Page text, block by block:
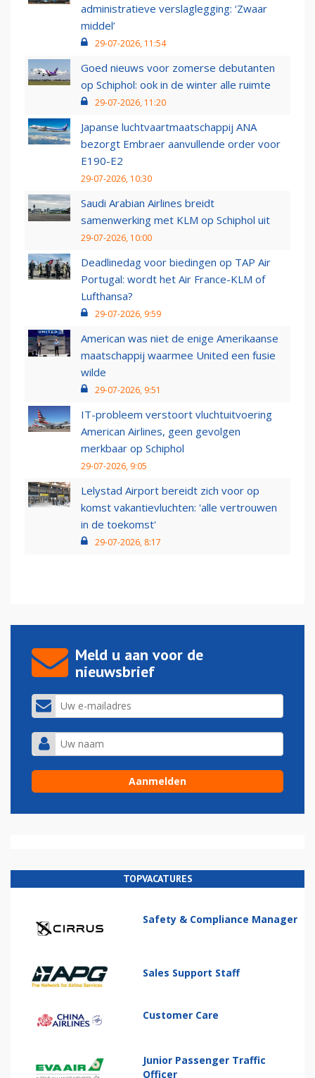
administratieve verslaglegging: ‘Zwaar
middel’
29-07-2026, 11:54
Goed nieuws voor zomerse debutanten
op Schiphol: ook in de winter alle ruimte
29-07-2026, 11:20
Japanse luchtvaartmaatschappij ANA
bezorgt Embraer aanvullende order voor
E190-E2
29-07-2026, 10:30
Saudi Arabian Airlines breidt
samenwerking met KLM op Schiphol uit
29-07-2026, 10:00
Deadlinedag voor biedingen op TAP Air
Portugal: wordt het Air France-KLM of
Lufthansa?
29-07-2026, 9:59
American was niet de enige Amerikaanse
maatschappij waarmee United een fusie
wilde
29-07-2026, 9:51
IT-probleem verstoort vluchtuitvoering
American Airlines, geen gevolgen
merkbaar op Schiphol
29-07-2026, 9:05
Lelystad Airport bereidt zich voor op
komst vakantievluchten: 'alle vertrouwen
in de toekomst'
29-07-2026, 8:17
Meld u aan voor de
nieuwsbrief
TOPVACATURES
Safety & Compliance Manager
Sales Support Staff
Customer Care
Junior Passenger Traffic
Officer